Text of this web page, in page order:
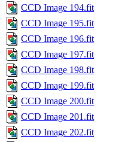
CCD Image 194.fit
CCD Image 195.fit
CCD Image 196.fit
CCD Image 197.fit
CCD Image 198.fit
CCD Image 199.fit
CCD Image 200.fit
CCD Image 201.fit
CCD Image 202.fit